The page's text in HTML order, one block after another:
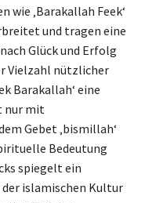
wie ‚Barakallah Feek‘
und tragen eine
Glück und Erfolg
Vielzahl nützlicher
Barakallah‘ eine
nur mit
Gebet ‚bismillah‘
Bedeutung
spiegelt ein
der islamischen Kultur